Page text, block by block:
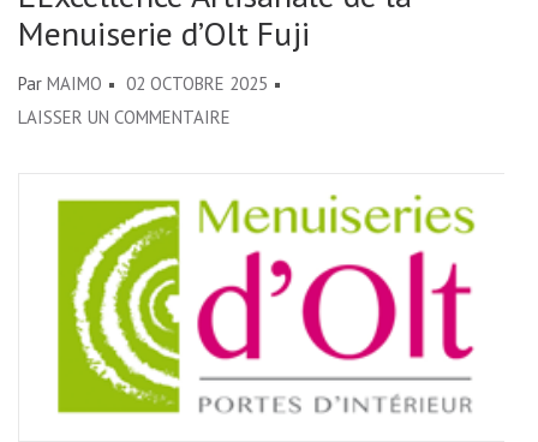
Menuiserie d’Olt Fuji
Par MAIMO
02 OCTOBRE 2025
LAISSER UN COMMENTAIRE
DE
LA
MENUISERIE
FUJI